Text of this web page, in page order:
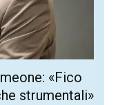
«Fico
strumentali»